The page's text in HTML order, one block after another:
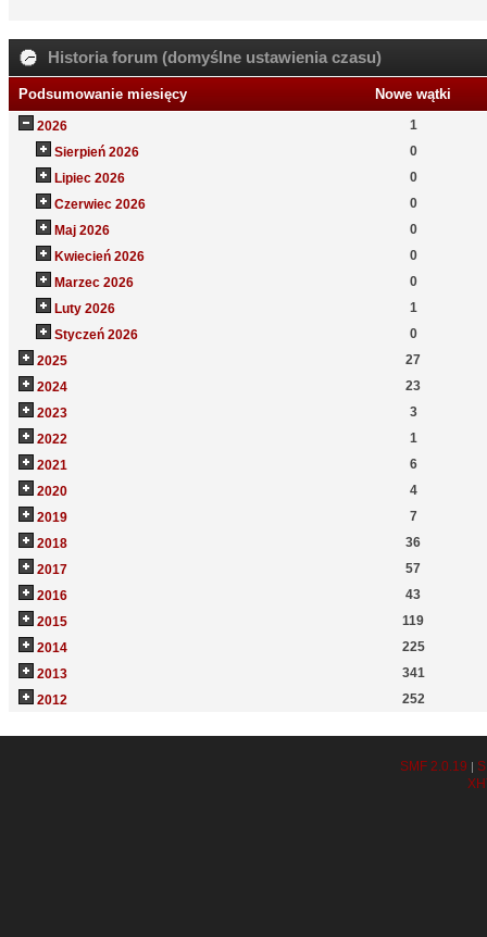
Historia forum (domyślne ustawienia czasu)
Podsumowanie miesięcy Nowe wątki
2026
1
Sierpień 2026
0
Lipiec 2026
0
Czerwiec 2026
0
Maj 2026
0
Kwiecień 2026
0
Marzec 2026
0
Luty 2026
1
Styczeń 2026
0
2025
27
2024
23
2023
3
2022
1
2021
6
2020
4
2019
7
2018
36
2017
57
2016
43
2015
119
2014
225
2013
341
2012
252
SMF 2.0.19